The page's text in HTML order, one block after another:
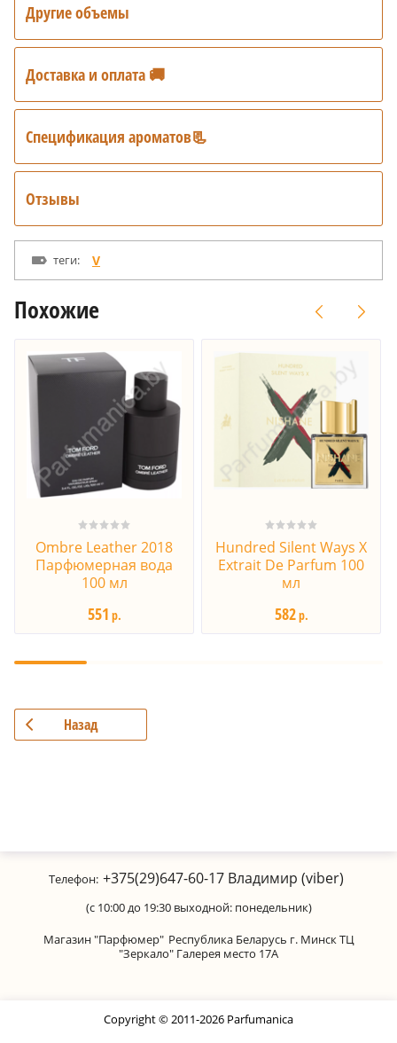
Другие объемы
Доставка и оплата 🚚
Спецификация ароматов📃
Отзывы
теги: V
Похожие
Ombre Leather 2018
Парфюмерная вода
100 мл
551 р.
Hundred Silent Ways X
Extrait De Parfum 100
мл
582р.
Назад
Телефон: +375(29)647-60-17 Владимир (viber)
(с 10:00 до 19:30 выходной: понедельник)
Магазин "Парфюмер" Республика Беларусь г. Минск ТЦ
"Зеркало" Галерея место 17А
Copyright © 2011-2026 Parfumanica